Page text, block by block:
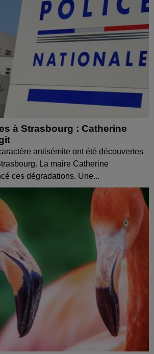
à Strasbourg : Catherine
antisémite ont été découvertes
La maire Catherine
ces dégradations. Une...